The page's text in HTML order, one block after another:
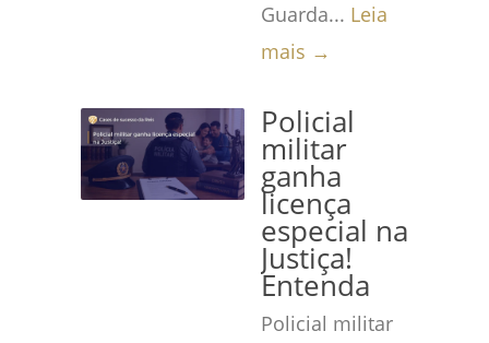
Guarda... Leia
mais →
Policial
militar
ganha
licença
especial na
Justiça!
Entenda
Policial militar